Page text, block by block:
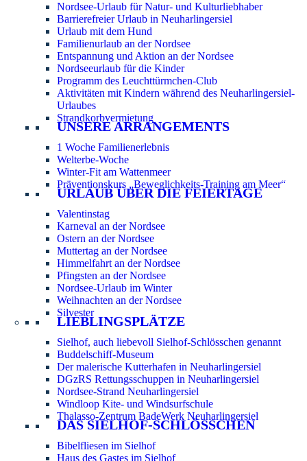
Nordsee-Urlaub für Natur- und Kulturliebhaber
Barrierefreier Urlaub in Neuharlingersiel
Urlaub mit dem Hund
Familienurlaub an der Nordsee
Entspannung und Aktion an der Nordsee
Nordseeurlaub für die Kinder
Programm des Leuchttürmchen-Club
Aktivitäten mit Kindern während des Neuharlingersiel-
Urlaubes
Strandkorbvermietung
UNSERE ARRANGEMENTS
1 Woche Familienerlebnis
Welterbe-Woche
Winter-Fit am Wattenmeer
Präventionskurs „Beweglichkeits-Training am Meer“
URLAUB ÜBER DIE FEIERTAGE
Valentinstag
Karneval an der Nordsee
Ostern an der Nordsee
Muttertag an der Nordsee
Himmelfahrt an der Nordsee
Pfingsten an der Nordsee
Nordsee-Urlaub im Winter
Weihnachten an der Nordsee
Silvester
LIEBLINGSPLÄTZE
Sielhof, auch liebevoll Sielhof-Schlösschen genannt
Buddelschiff-Museum
Der malerische Kutterhafen in Neuharlingersiel
DGzRS Rettungsschuppen in Neuharlingersiel
Nordsee-Strand Neuharlingersiel
Windloop Kite- und Windsurfschule
Thalasso-Zentrum BadeWerk Neuharlingersiel
DAS SIELHOF-SCHLÖSSCHEN
Bibelfliesen im Sielhof
Haus des Gastes im Sielhof